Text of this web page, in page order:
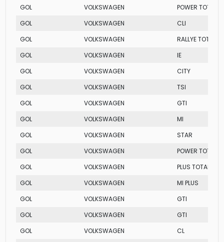
GOL
VOLKSWAGEN
POWER TOTAL
GOL
VOLKSWAGEN
CLI
GOL
VOLKSWAGEN
RALLYE TOTAL
GOL
VOLKSWAGEN
IE
GOL
VOLKSWAGEN
CITY
GOL
VOLKSWAGEN
TSI
GOL
VOLKSWAGEN
GTI
GOL
VOLKSWAGEN
MI
GOL
VOLKSWAGEN
STAR
GOL
VOLKSWAGEN
POWER TOTAL
GOL
VOLKSWAGEN
PLUS TOTAL FLEX
GOL
VOLKSWAGEN
MI PLUS
GOL
VOLKSWAGEN
GTI
GOL
VOLKSWAGEN
GTI
GOL
VOLKSWAGEN
CL